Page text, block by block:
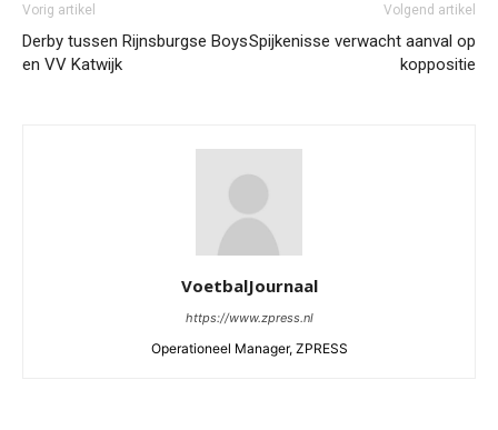
Vorig artikel
Derby tussen Rijnsburgse Boys
en VV Katwijk
Volgend artikel
Spijkenisse verwacht aanval op
koppositie
VoetbalJournaal
https://www.zpress.nl
Operationeel Manager, ZPRESS